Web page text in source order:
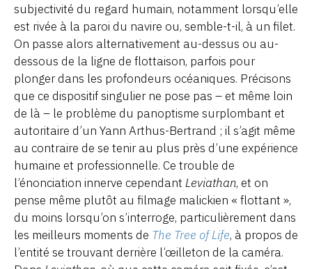
subjectivité du regard humain, notamment lorsqu’elle
est rivée à la paroi du navire ou, semble-t-il, à un filet.
On passe alors alternativement au-dessus ou au-
dessous de la ligne de flottaison, parfois pour
plonger dans les profondeurs océaniques. Précisons
que ce dispositif singulier ne pose pas – et même loin
de là – le problème du panoptisme surplombant et
autoritaire d’un Yann Arthus-Bertrand ; il s’agit même
au contraire de se tenir au plus près d’une expérience
humaine et professionnelle. Ce trouble de
l’énonciation innerve cependant Leviathan, et on
pense même plutôt au filmage malickien « flottant »,
du moins lorsqu’on s’interroge, particulièrement dans
les meilleurs moments de The Tree of Life, à propos de
l’entité se trouvant derrière l’œilleton de la caméra.